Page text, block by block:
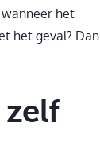
het
het geval? Dan
zelf